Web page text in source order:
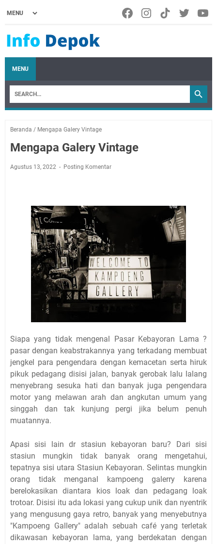
MENU
Beranda / Mengapa Galery Vintage
Mengapa Galery Vintage
Agustus 13, 2022 Posting Komentar
Siapa yang tidak mengenal Pasar Kebayoran Lama ?
pasar dengan keabstrakannya yang terkadang membuat
jengkel para pengendara dengan kemacetan serta hiruk
pikuk pedagang disisi jalan, banyak gerobak lalu lalang
menyebrang sesuka hati dan banyak juga pengendara
motor yang melawan arah dan angkutan umum yang
singgah dan tak kunjung pergi jika belum penuh
muatannya.
Apasi sisi lain dr stasiun kebayoran baru? Dari sisi
stasiun mungkin tidak banyak orang mengetahui,
tepatnya sisi utara Stasiun Kebayoran. Selintas mungkin
orang tidak menganal kampoeng galerry karena
berelokasikan diantara kios loak dan pedagang loak
trotoar. Disisi itu ada lokasi yang cukup unik dan nyentrik
yang mengusung gaya retro, banyak yang menyebutnya
"Kampoeng Gallery" adalah sebuah café yang terletak
dikawasan kebayoran lama, yang berdekatan dengan